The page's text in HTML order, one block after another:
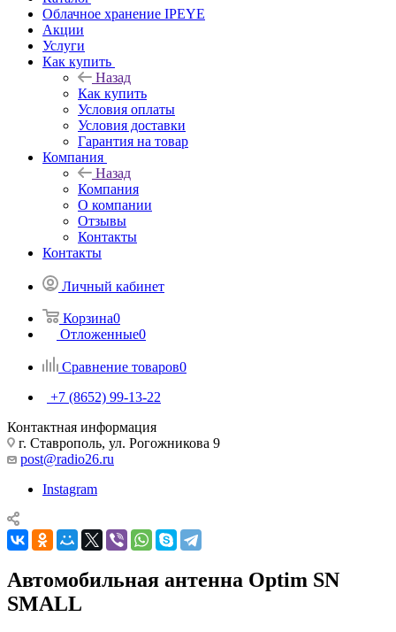
Облачное хранение IPEYE
Акции
Услуги
Как купить
Назад
Как купить
Условия оплаты
Условия доставки
Гарантия на товар
Компания
Назад
Компания
О компании
Отзывы
Контакты
Контакты
Личный кабинет
Корзина0
Отложенные0
Сравнение товаров0
+7 (8652) 99-13-22
Контактная информация
г. Ставрополь, ул. Рогожникова 9
post@radio26.ru
Instagram
Автомобильная антенна Optim SN
SMALL